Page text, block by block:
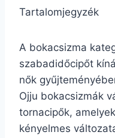
Tartalomjegyzék
A bokacsizma
szabadidőcipőt
nők
Ojju bokacsizmák
tornacipők,
kényelmes